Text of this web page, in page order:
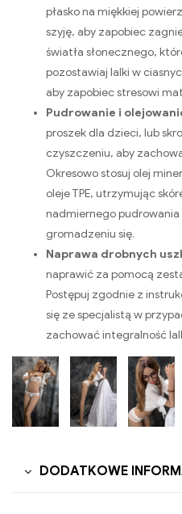
płasko na miękkiej
szyję, aby zapobiec
światła słonecznego,
pozostawiaj lalki w
aby zapobiec stresowi
Pudrowanie i
proszek dla dzieci, lub
czyszczeniu, aby
Okresowo stosuj olej
oleje TPE, utrzymując
nadmiernego
gromadzeniu się.
Naprawa drobnych
naprawić za pomocą
Postępuj zgodnie z
się ze specjalistą w
zachować integralność
DODATKOWE